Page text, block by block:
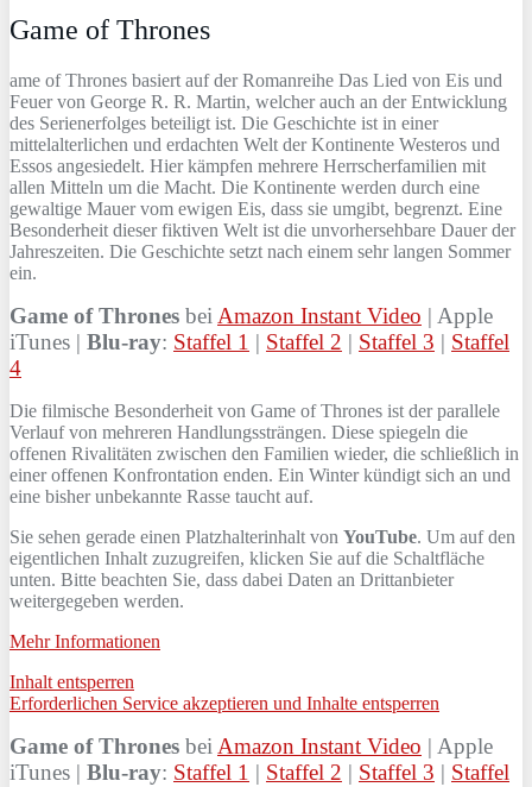
Game of Thrones
ame of Thrones basiert auf der Romanreihe Das Lied von Eis und
Feuer von George R. R. Martin, welcher auch an der Entwicklung
des Serienerfolges beteiligt ist. Die Geschichte ist in einer
mittelalterlichen und erdachten Welt der Kontinente Westeros und
Essos angesiedelt. Hier kämpfen mehrere Herrscherfamilien mit
allen Mitteln um die Macht. Die Kontinente werden durch eine
gewaltige Mauer vom ewigen Eis, dass sie umgibt, begrenzt. Eine
Besonderheit dieser fiktiven Welt ist die unvorhersehbare Dauer der
Jahreszeiten. Die Geschichte setzt nach einem sehr langen Sommer
ein.
Game of Thrones bei Amazon Instant Video | Apple
iTunes | Blu-ray: Staffel 1 | Staffel 2 | Staffel 3 | Staffel
4
Die filmische Besonderheit von Game of Thrones ist der parallele
Verlauf von mehreren Handlungssträngen. Diese spiegeln die
offenen Rivalitäten zwischen den Familien wieder, die schließlich in
einer offenen Konfrontation enden. Ein Winter kündigt sich an und
eine bisher unbekannte Rasse taucht auf.
Sie sehen gerade einen Platzhalterinhalt von YouTube. Um auf den
eigentlichen Inhalt zuzugreifen, klicken Sie auf die Schaltfläche
unten. Bitte beachten Sie, dass dabei Daten an Drittanbieter
weitergegeben werden.
Mehr Informationen
Inhalt entsperren
Erforderlichen Service akzeptieren und Inhalte entsperren
Game of Thrones bei Amazon Instant Video | Apple
iTunes | Blu-ray: Staffel 1 | Staffel 2 | Staffel 3 | Staffel